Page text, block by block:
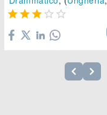
    